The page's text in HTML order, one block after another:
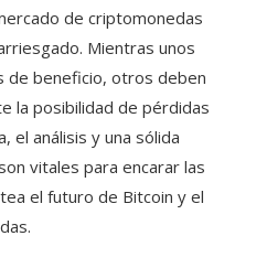
de criptomonedas
Mientras unos
de beneficio, otros deben
la posibilidad de pérdidas
el análisis y una sólida
vitales para encarar las
el futuro de Bitcoin y el